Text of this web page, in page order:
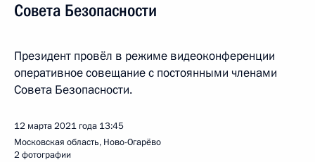
Совета Безопасности
Президент провёл в режиме видеоконференции
оперативное совещание с постоянными членами
Совета Безопасности.
12 марта 2021 года 13:45
Московская область, Ново-Огарёво
2 фотографии